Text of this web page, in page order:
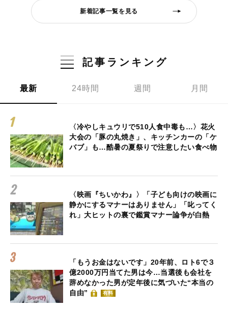
新着記事一覧を見る
記事ランキング
最新 24時間 週間 月間
〈冷やしキュウリで510人食中毒も…〉花火
大会の「豚の丸焼き」、キッチンカーの「ケ
バブ」も…酷暑の夏祭りで注意したい食べ物
〈映画『ちいかわ』〉「子ども向けの映画に
静かにするマナーはありません」「叱ってく
れ」大ヒットの裏で鑑賞マナー論争が白熱
「もうお金はないです」20年前、ロト6で３
億2000万円当てた男は今…当選後も会社を
辞めなかった男が定年後に気づいた“本当の
自由”
有料